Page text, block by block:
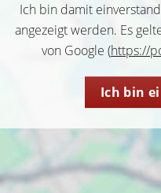
Ich bin damit
angezeigt werden. Es
von Google (https://
Ich bin